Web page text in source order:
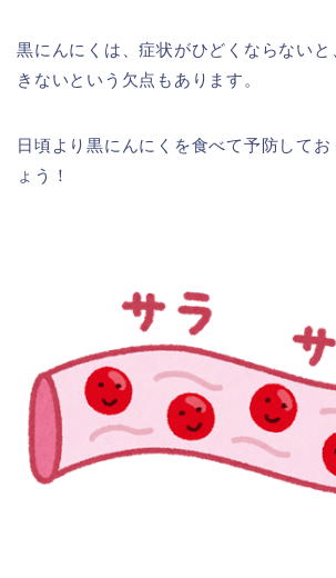
黒にんにくは、症状がひどくならない
きないという欠点もあります。
日頃より黒にんにくを食べて予防してお
ょう！